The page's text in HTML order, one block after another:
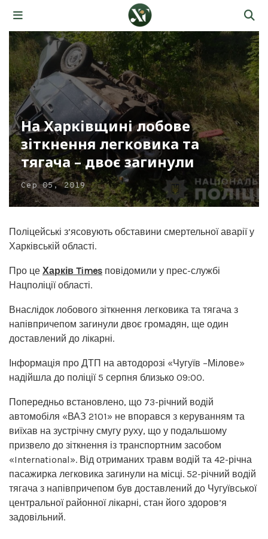
На Харківщині лобове
зіткнення легковика та
тягача – двоє загинули
Сер 05, 2019
Поліцейські з’ясовують обставини смертельної аварії у
Харківській області.
Про це Харків Times повідомили у прес-службі
Нацполіції області.
Внаслідок лобового зіткнення легковика та тягача з
напівпричепом загинули двоє громадян, ще один
доставлений до лікарні.
Інформація про ДТП на автодорозі «Чугуїв –Мілове»
надійшла до поліції 5 серпня близько 09:00.
Попередньо встановлено, що 73-річний водій
автомобіля «ВАЗ 2101» не впорався з керуванням та
виїхав на зустрічну смугу руху, що у подальшому
призвело до зіткнення із транспортним засобом
«International». Від отриманих травм водій та 42-річна
пасажирка легковика загинули на місці. 52-річний водій
тягача з напівпричепом був доставлений до Чугуївської
центральної районної лікарні, стан його здоров’я
задовільний.